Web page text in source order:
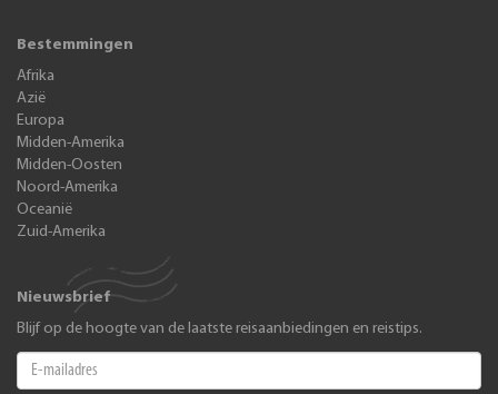
Bestemmingen
Afrika
Azië
Europa
Midden-Amerika
Midden-Oosten
Noord-Amerika
Oceanië
Zuid-Amerika
Nieuwsbrief
Blijf op de hoogte van de laatste reisaanbiedingen en reistips.